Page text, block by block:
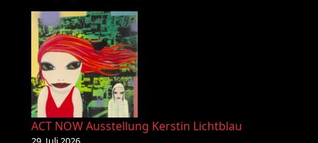
ACT NOW Ausstellung Kerstin Lichtblau